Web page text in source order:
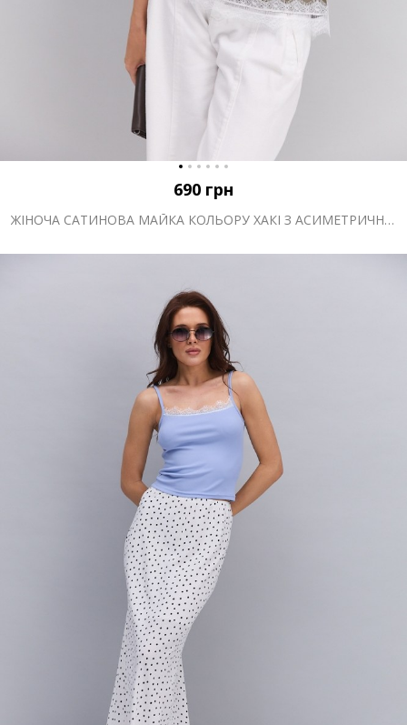
690 грн
ЖІНОЧА САТИНОВА МАЙКА КОЛЬОРУ ХАКІ З АСИМЕТРИЧНИМ НИЗОМ І МЕРЕЖИВОМ